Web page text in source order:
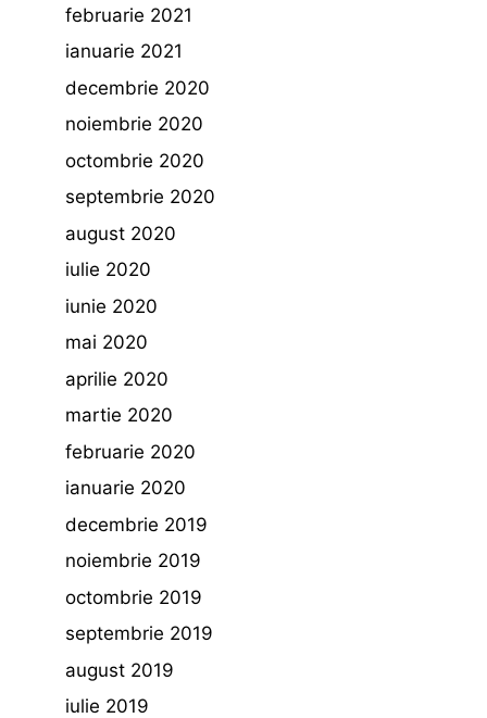
februarie 2021
ianuarie 2021
decembrie 2020
noiembrie 2020
octombrie 2020
septembrie 2020
august 2020
iulie 2020
iunie 2020
mai 2020
aprilie 2020
martie 2020
februarie 2020
ianuarie 2020
decembrie 2019
noiembrie 2019
octombrie 2019
septembrie 2019
august 2019
iulie 2019